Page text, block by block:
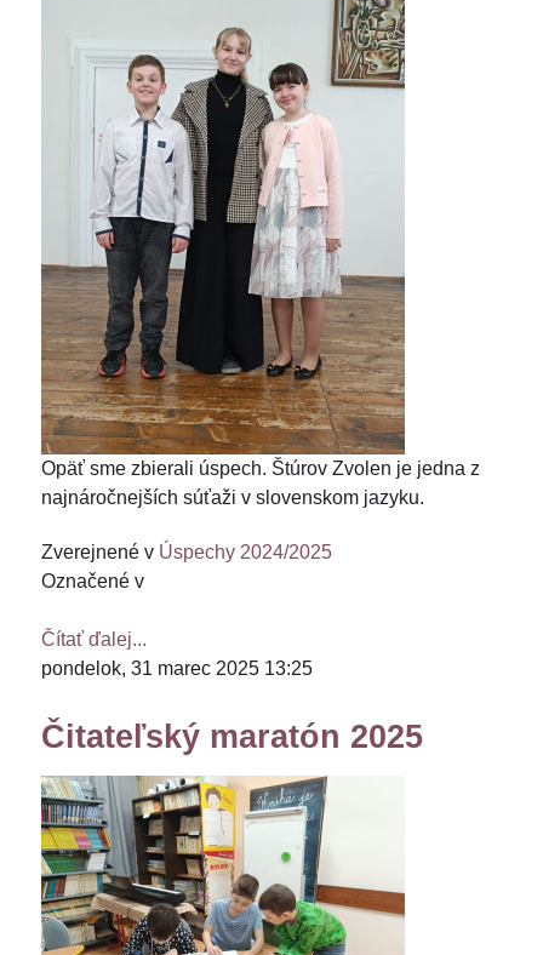
Opäť sme zbierali úspech. Štúrov Zvolen je jedna z
najnáročnejších súťaži v slovenskom jazyku.
Zverejnené v Úspechy 2024/2025
Označené v
Čítať ďalej...
pondelok, 31 marec 2025 13:25
Čitateľský maratón 2025